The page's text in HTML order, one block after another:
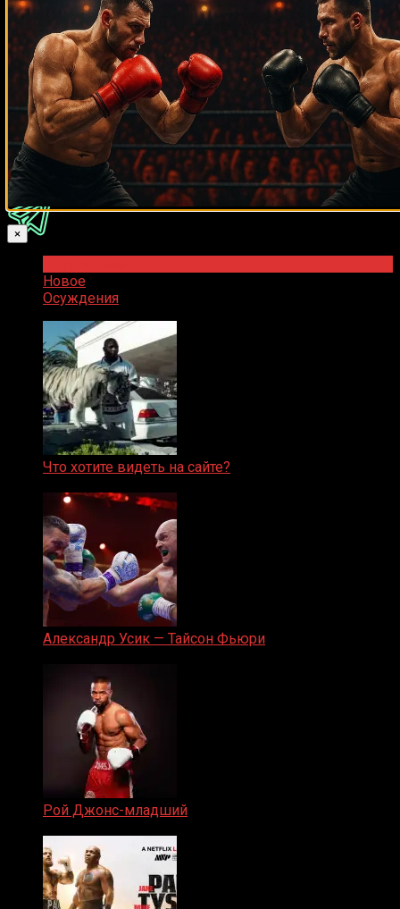
0
комментариев
Старые
Новые Популярные
Межтекстовые Отзывы
Посмотреть все комментарии
Присоединяйся
Новое
Осуждения
Что хотите видеть на сайте?
Александр Усик — Тайсон Фьюри
Рой Джонс-младший
×